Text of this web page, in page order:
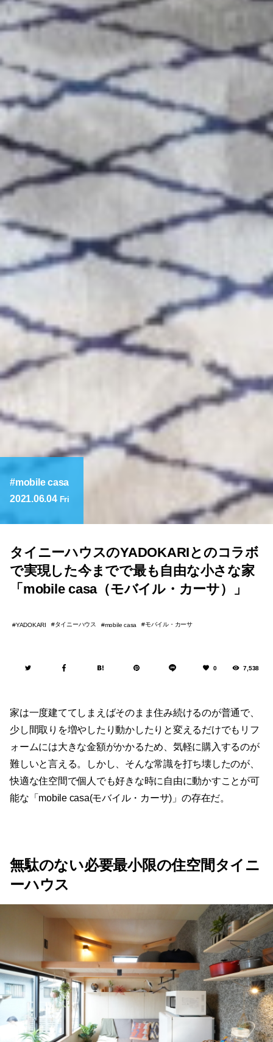
mobile casa
2021.06.04 Fri
タイニーハウスのYADOKARIとのコラボ
で実現した今までで最も自由な小さな家
「mobile casa（モバイル・カーサ）」
YADOKARI タイニーハウス mobile casa モバイル・カーサ
0 7,538
家は一度建ててしまえばそのまま住み続けるのが普通で、
少し間取りを増やしたり動かしたりと変えるだけでもリフ
ォームには大きな金額がかかるため、気軽に購入するのが
難しいと言える。しかし、そんな常識を打ち壊したのが、
快適な住空間で個人でも好きな時に自由に動かすことが可
能な「mobile casa(モバイル・カーサ)」の存在だ。
無駄のない必要最小限の住空間タイニ
ーハウス